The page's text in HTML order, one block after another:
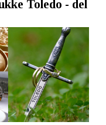
Toledo - del